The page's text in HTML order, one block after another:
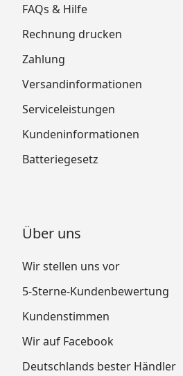
FAQs & Hilfe
Rechnung drucken
Zahlung
Versandinformationen
Serviceleistungen
Kundeninformationen
Batteriegesetz
Über uns
Wir stellen uns vor
5-Sterne-Kundenbewertung
Kundenstimmen
Wir auf Facebook
Deutschlands bester Händler